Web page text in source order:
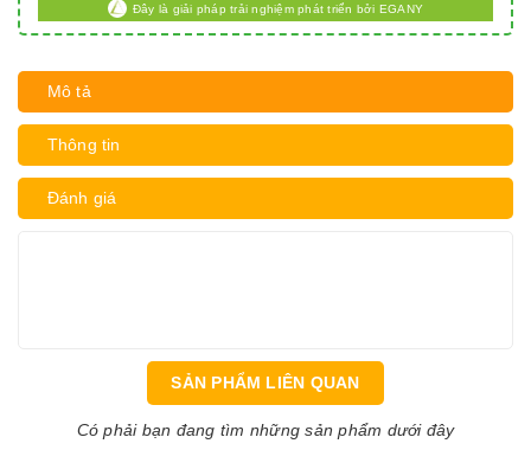
Đây là giải pháp trải nghiệm phát triển bởi EGANY
Mô tả
Thông tin
Đánh giá
SẢN PHẨM LIÊN QUAN
Có phải bạn đang tìm những sản phẩm dưới đây